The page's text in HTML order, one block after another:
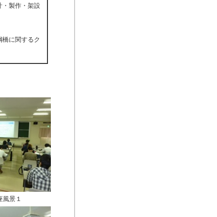
製作・架設
に関するク
景１